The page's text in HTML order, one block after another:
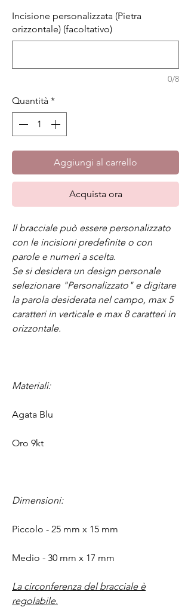
Incisione personalizzata (Pietra
orizzontale) (facoltativo)
0/8
Quantità *
Aggiungi al carrello
Acquista ora
Il bracciale può essere personalizzato
con le incisioni predefinite o con
parole e numeri a scelta.
Se si desidera un design personale
selezionare "Personalizzato" e digitare
la parola desiderata nel campo, max 5
caratteri in verticale e max 8 caratteri in
orizzontale.
Materiali:
Agata Blu
Oro 9kt
Dimensioni:
Piccolo - 25 mm x 15 mm
Medio - 30 mm x 17 mm
La circonferenza del bracciale è
regolabile.